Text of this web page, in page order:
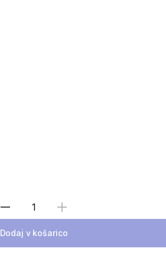
Izberite količino
Dodaj v košarico